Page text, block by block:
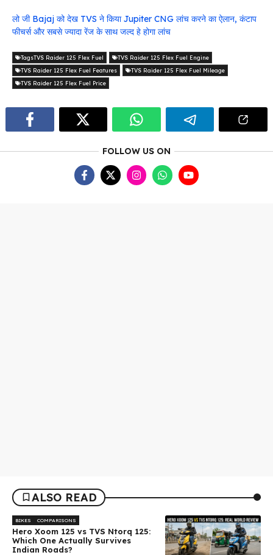
लो जी Bajaj को देख TVS ने किया Jupiter CNG लांच करने का ऐलान, कंटाप
फीचर्स और सबसे ज्यादा रेंज के साथ जल्द हे होगा लांच
TagsTVS Raider 125 Flex Fuel
TVS Raider 125 Flex Fuel Engine
TVS Raider 125 Flex Fuel Features
TVS Raider 125 Flex Fuel Mileage
TVS Raider 125 Flex Fuel Price
FOLLOW US ON
ALSO READ
BIKES COMPARISONS
Hero Xoom 125 vs TVS Ntorq 125:
Which One Actually Survives
Indian Roads?